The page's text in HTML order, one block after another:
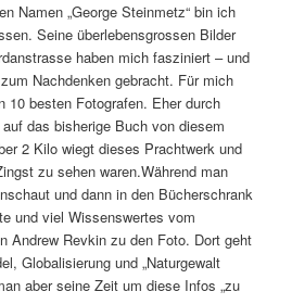
Namen „George Steinmetz“ bin ich
Seine überlebensgrossen Bilder
haben mich fasziniert – und
Nachdenken gebracht. Für mich
10 besten Fotografen. Eher durch
das bisherige Buch von diesem
2 Kilo wiegt dieses Prachtwerk und
zu sehen waren.Während man
und dann in den Bücherschrank
und viel Wissenswertes vom
Andrew Revkin zu den Foto. Dort geht
Globalisierung und „Naturgewalt
aber seine Zeit um diese Infos „zu